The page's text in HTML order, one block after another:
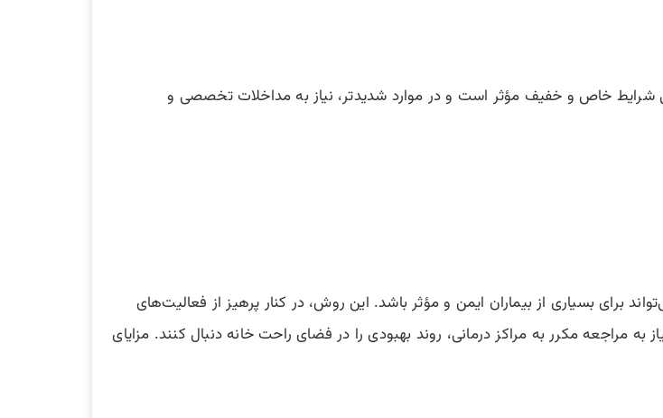
شرایط خاص و خفیف مؤثر است و در موارد شدیدتر، نیاز به مداخلات تخصصی و
برای بسیاری از بیماران ایمن و مؤثر باشد. این روش‌، در کنار پرهیز از فعالیت‌های
مکرر به مراکز درمانی، روند بهبودی را در فضای راحت خانه دنبال کنند. مزایای